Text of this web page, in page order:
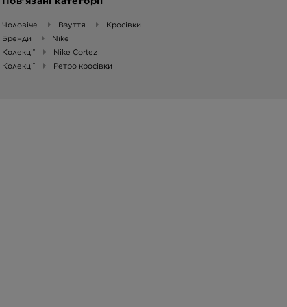
Чоловіче Взуття
Кросівки
Бренди
Nike
Колекції
Nike Cortez
Колекції
Ретро кросівки